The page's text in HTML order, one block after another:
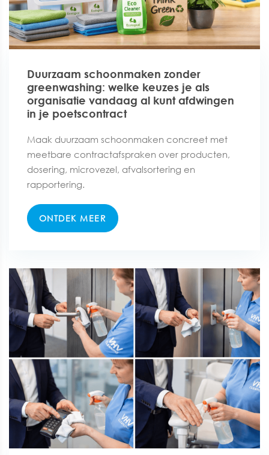
Duurzaam schoonmaken zonder
greenwashing: welke keuzes je als
organisatie vandaag al kunt afdwingen
in je poetscontract
Maak duurzaam schoonmaken concreet met
meetbare contractafspraken over producten,
dosering, microvezel, afvalsortering en
rapportering.
ONTDEK MEER